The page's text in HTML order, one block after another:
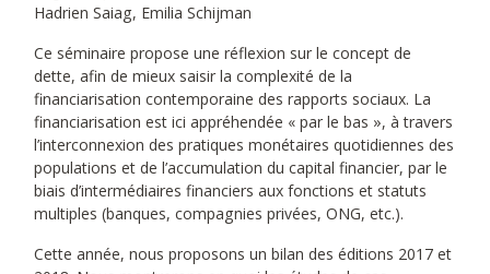
Hadrien Saiag, Emilia Schijman
Ce séminaire propose une réflexion sur le concept de
dette, afin de mieux saisir la complexité de la
financiarisation contemporaine des rapports sociaux. La
financiarisation est ici appréhendée « par le bas », à travers
l’interconnexion des pratiques monétaires quotidiennes des
populations et de l’accumulation du capital financier, par le
biais d’intermédiaires financiers aux fonctions et statuts
multiples (banques, compagnies privées, ONG, etc.).
Cette année, nous proposons un bilan des éditions 2017 et